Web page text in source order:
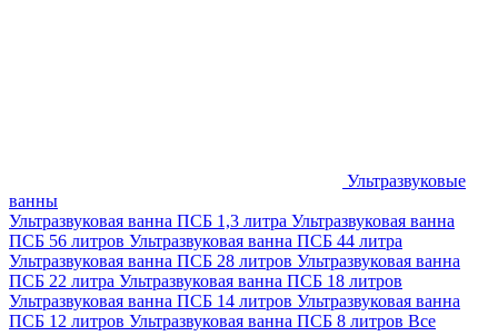
Ультразвуковые
ванны
Ультразвуковая ванна ПСБ 1,3 литра Ультразвуковая ванна
ПСБ 56 литров Ультразвуковая ванна ПСБ 44 литра
Ультразвуковая ванна ПСБ 28 литров Ультразвуковая ванна
ПСБ 22 литра Ультразвуковая ванна ПСБ 18 литров
Ультразвуковая ванна ПСБ 14 литров Ультразвуковая ванна
ПСБ 12 литров Ультразвуковая ванна ПСБ 8 литров Все